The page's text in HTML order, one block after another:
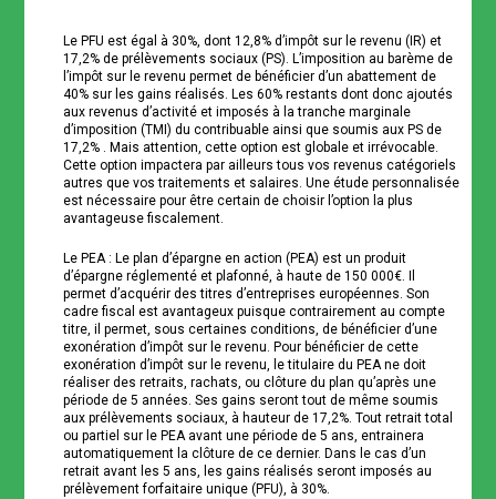
Le PFU est égal à 30%, dont 12,8% d’impôt sur le revenu (IR) et
17,2% de prélèvements sociaux (PS). L’imposition au barème de
l’impôt sur le revenu permet de bénéficier d’un abattement de
40% sur les gains réalisés. Les 60% restants dont donc ajoutés
aux revenus d’activité et imposés à la tranche marginale
d’imposition (TMI) du contribuable ainsi que soumis aux PS de
17,2% . Mais attention, cette option est globale et irrévocable.
Cette option impactera par ailleurs tous vos revenus catégoriels
autres que vos traitements et salaires. Une étude personnalisée
est nécessaire pour être certain de choisir l’option la plus
avantageuse fiscalement.
Le PEA : Le plan d’épargne en action (PEA) est un produit
d’épargne réglementé et plafonné, à haute de 150 000€. Il
permet d’acquérir des titres d’entreprises européennes. Son
cadre fiscal est avantageux puisque contrairement au compte
titre, il permet, sous certaines conditions, de bénéficier d’une
exonération d’impôt sur le revenu. Pour bénéficier de cette
exonération d’impôt sur le revenu, le titulaire du PEA ne doit
réaliser des retraits, rachats, ou clôture du plan qu’après une
période de 5 années. Ses gains seront tout de même soumis
aux prélèvements sociaux, à hauteur de 17,2%. Tout retrait total
ou partiel sur le PEA avant une période de 5 ans, entrainera
automatiquement la clôture de ce dernier. Dans le cas d’un
retrait avant les 5 ans, les gains réalisés seront imposés au
prélèvement forfaitaire unique (PFU), à 30%.